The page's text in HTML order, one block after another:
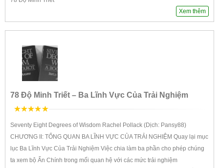
Xem thêm
78 Độ Minh Triết – Ba Lĩnh Vực Của Trải Nghiệm
Seventy Eight Degrees of Wisdom Rachel Pollack (Dịch: Pansy88)
CHƯƠNG II: TỔNG QUAN BA LĨNH VỰC CỦA TRẢI NGHIỆM Quay lại mục
lục Ba Lĩnh Vực Của Trải Nghiệm Việc chia làm ba phần cho phép chúng
ta xem bộ Ẩn Chính trong mối quan hệ với các mức trải nghiệm